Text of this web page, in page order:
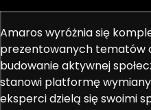
Amaros wyróżnia się
prezentowanych tematów
budowanie aktywnej
stanowi platformę
eksperci dzielą się swoimi